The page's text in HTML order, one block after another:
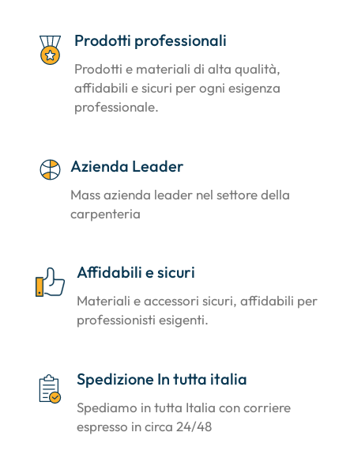
Prodotti professionali
Prodotti e materiali di alta qualità,
affidabili e sicuri per ogni esigenza
professionale.
Azienda Leader
Mass azienda leader nel settore della
carpenteria
Affidabili e sicuri
Materiali e accessori sicuri, affidabili per
professionisti esigenti.
Spedizione In tutta italia
Spediamo in tutta Italia con corriere
espresso in circa 24/48